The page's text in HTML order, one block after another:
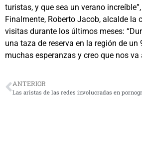
turistas, y que sea un verano
Finalmente, Roberto Jacob, alcalde la
visitas durante los últimos meses:
una taza de reserva en la región de
muchas esperanzas y creo que nos va
ANTERIOR
Las aristas de las redes involucradas en